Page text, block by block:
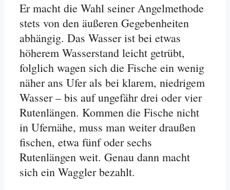
Er macht die Wahl seiner Angelmethode
stets von den äußeren Gegebenheiten
abhängig. Das Wasser ist bei etwas
höherem Wasserstand leicht getrübt,
folglich wagen sich die Fische ein wenig
näher ans Ufer als bei klarem, niedrigem
Wasser – bis auf ungefähr drei oder vier
Rutenlängen. Kommen die Fische nicht
in Ufernähe, muss man weiter draußen
fischen, etwa fünf oder sechs
Rutenlängen weit. Genau dann macht
sich ein Waggler bezahlt.